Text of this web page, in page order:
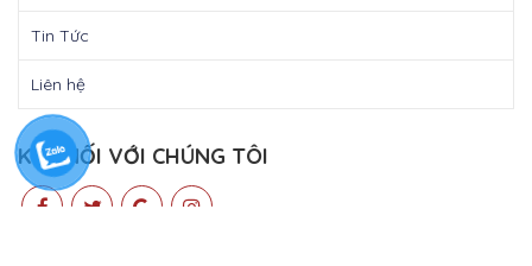
Tin Tức
Liên hệ
KẾT NỐI VỚI CHÚNG TÔI